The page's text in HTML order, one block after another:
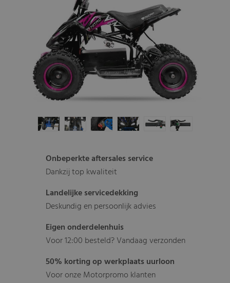
Onbeperkte aftersales service
Dankzij top kwaliteit
Landelijke servicedekking
Deskundig en persoonlijk advies
Eigen onderdelenhuis
Voor 12:00 besteld? Vandaag verzonden
50% korting op werkplaats uurloon
Voor onze Motorpromo klanten